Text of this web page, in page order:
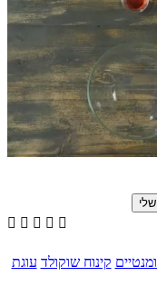
    
קינוח שוקולד עוגת